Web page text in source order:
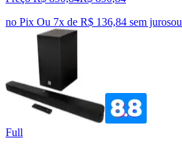
no Pix Ou 7x de R$ 136,84 sem jurosou
Full